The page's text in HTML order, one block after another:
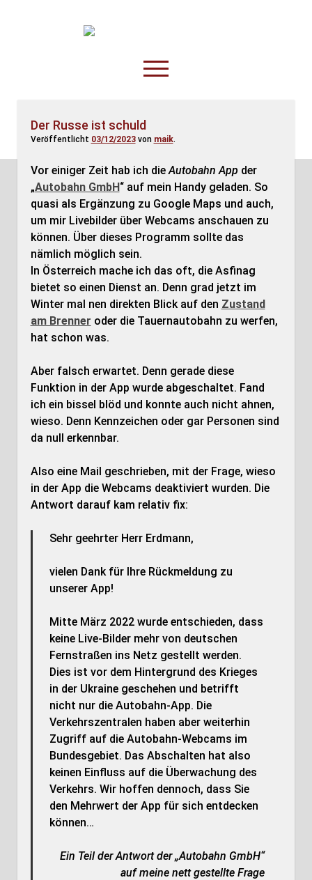
TruckOnline.de
open
menu
Anderswo
Spesenliste
Fahrer
Disposition
Der Russe ist schuld
Veröffentlicht 03/12/2023von maik.
Vor einiger Zeit hab ich dieAutobahn App der
„Autobahn GmbH“ auf mein Handy geladen. So
quasi als Ergänzung zu Google Maps und auch,
um mir Livebilder über Webcams anschauen zu
können. Über dieses Programm sollte das
nämlich möglich sein.
In Österreich mache ich das oft, die Asfinag
bietet so einen Dienst an. Denn grad jetzt im
Winter mal nen direkten Blick auf den Zustand
am Brenner oder die Tauernautobahn zu werfen,
hat schon was.
Aber falsch erwartet. Denn gerade diese
Funktion in der App wurde abgeschaltet. Fand
ich ein bissel blöd und konnte auch nicht ahnen,
wieso. Denn Kennzeichen oder gar Personen sind
da null erkennbar.
Also eine Mail geschrieben, mit der Frage, wieso
in der App die Webcams deaktiviert wurden. Die
Antwort darauf kam relativ fix:
Sehr geehrter Herr Erdmann,
vielen Dank für Ihre Rückmeldung zu
unserer App!
Mitte März 2022 wurde entschieden, dass
keine Live-Bilder mehr von deutschen
Fernstraßen ins Netz gestellt werden.
Dies ist vor dem Hintergrund des Krieges
in der Ukraine geschehen und betrifft
nicht nur die Autobahn-App. Die
Verkehrszentralen haben aber weiterhin
Zugriff auf die Autobahn-Webcams im
Bundesgebiet. Das Abschalten hat also
keinen Einfluss auf die Überwachung des
Verkehrs. Wir hoffen dennoch, dass Sie
den Mehrwert der App für sich entdecken
können…
Ein Teil der Antwort der „Autobahn GmbH“
auf meine nett gestellte Frage